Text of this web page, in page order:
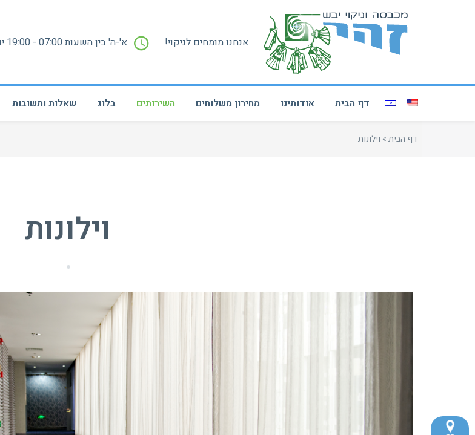
אנחנו מומחים לניקוי! א'-ה' בין השעות 07:00 - 19:00 יום ו' 07:00 - 13:30
דף הבית אודותינו מחירון משלוחים השירותים בלוג שאלות ותשובות
דף הבית» וילונות
וילונות